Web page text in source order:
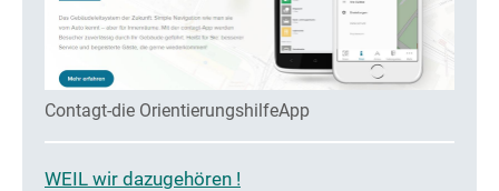
Contagt-die OrientierungshilfeApp
WEIL wir dazugehören !